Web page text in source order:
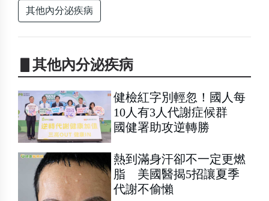
其他內分泌疾病
▋其他內分泌疾病
健檢紅字別輕忽！國人每
10人有3人代謝症候群
國健署助攻逆轉勝
熱到滿身汗卻不一定更燃
脂 美國醫揭5招讓夏季
代謝不偷懶